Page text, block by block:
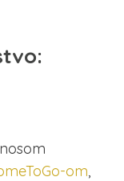
om,